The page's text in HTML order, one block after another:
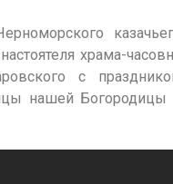
храма-
с
нашей Богородицы